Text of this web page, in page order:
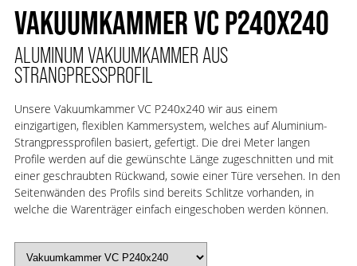
VAKUUMKAMMER VC P240X240
ALUMINUM VAKUUMKAMMER AUS
STRANGPRESSPROFIL
Unsere Vakuumkammer VC P240x240 wir aus einem
einzigartigen, flexiblen Kammersystem, welches auf Aluminium-
Strangpressprofilen basiert, gefertigt. Die drei Meter langen
Profile werden auf die gewünschte Länge zugeschnitten und mit
einer geschraubten Rückwand, sowie einer Türe versehen. In den
Seitenwänden des Profils sind bereits Schlitze vorhanden, in
welche die Warenträger einfach eingeschoben werden können.